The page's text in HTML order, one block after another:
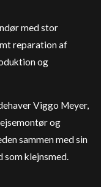
med stor
reparation af
og
Viggo Meyer,
og
sammen med sin
som klejnsmed.